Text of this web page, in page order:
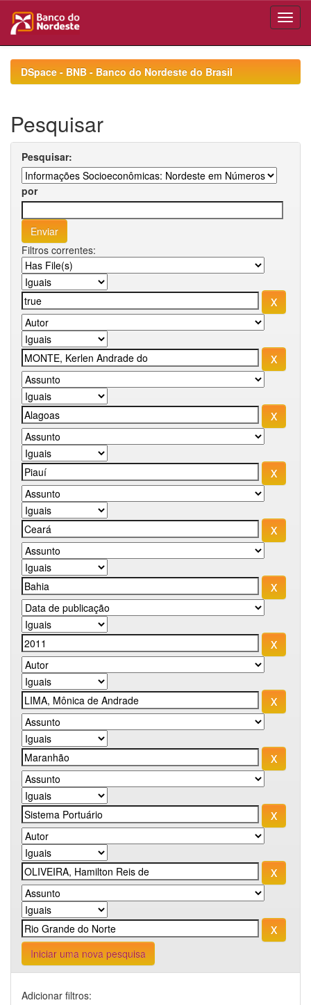
navigationDSpace - BNB - Banco do Nordeste do Brasil
Pesquisar
Pesquisar:
por
Filtros correntes:
Iniciar uma nova pesquisa
Adicionar filtros: